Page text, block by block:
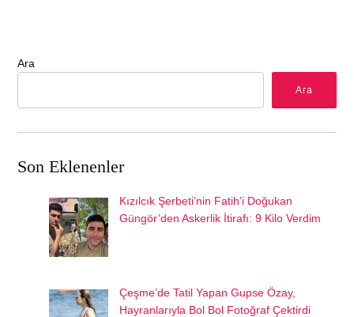
Ara
Ara
Son Eklenenler
Kızılcık Şerbeti’nin Fatih’i Doğukan
Güngör’den Askerlik İtirafı: 9 Kilo Verdim
Çeşme’de Tatil Yapan Gupse Özay,
Hayranlarıyla Bol Bol Fotoğraf Çektirdi